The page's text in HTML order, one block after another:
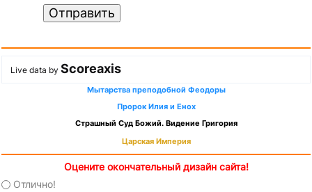
Отправить
Live data by Scoreaxis
Мытарства преподобной Феодоры
Пророк Илия и Енох
Страшный Суд Божий. Видение Григория
Царская Империя
Оцените окончательный дизайн сайта!
Отлично!